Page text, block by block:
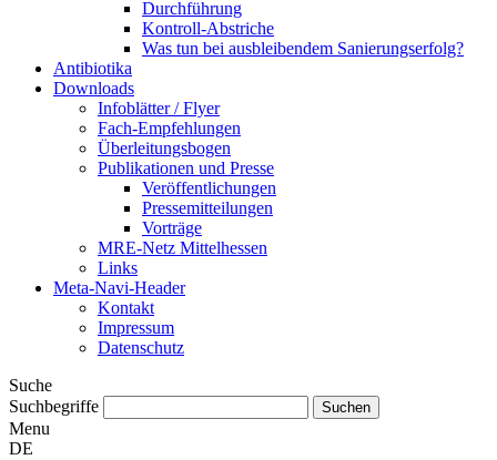
Durchführung
Kontroll-Abstriche
Was tun bei ausbleibendem Sanierungserfolg?
Antibiotika
Downloads
Infoblätter / Flyer
Fach-Empfehlungen
Überleitungsbogen
Publikationen und Presse
Veröffentlichungen
Pressemitteilungen
Vorträge
MRE-Netz Mittelhessen
Links
Meta-Navi-Header
Kontakt
Impressum
Datenschutz
Suche
Suchbegriffe
Menu
DE